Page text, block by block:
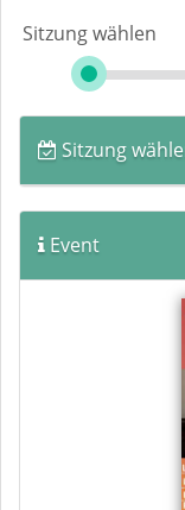
Sitzung wählen
Sitzung
Event